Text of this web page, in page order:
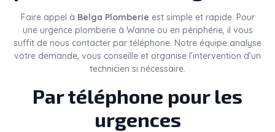
Faire appel à Belga Plomberie est simple et rapide. Pour
une urgence plomberie à Wanne ou en périphérie, il vous
suffit de nous contacter par téléphone. Notre équipe analyse
votre demande, vous conseille et organise l’intervention d’un
technicien si nécessaire.
Par téléphone pour les
urgences